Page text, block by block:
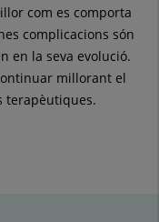
com es comporta
complicacions són
en la seva evolució.
millorant el
terapèutiques.